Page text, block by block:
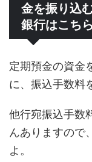
金を振り込
銀行はこちら
定期預金の資金
に、振込手数料
他行宛振込手数
んありますので
よ。